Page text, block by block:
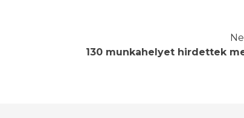
130 munkahelyet hirdettek